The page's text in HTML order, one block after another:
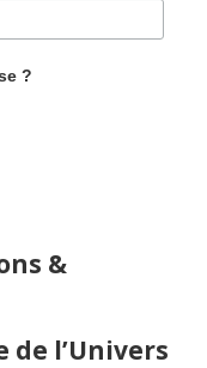
?
&
l’Univers